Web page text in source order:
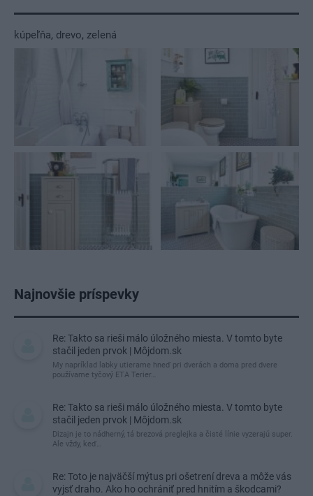
kúpeľňa, drevo, zelená
Najnovšie príspevky
Re: Takto sa rieši málo úložného miesta. V tomto byte
stačil jeden prvok | Môjdom.sk
My napríklad labky utierame hneď pri dverách a doma pred dvere
používame tyčový ETA Terier…
Re: Takto sa rieši málo úložného miesta. V tomto byte
stačil jeden prvok | Môjdom.sk
Dizajn je to nádherný, tá brezová preglejka a čisté línie vyzerajú super.
Ale vždy, keď…
Re: Toto je najväčší mýtus pri ošetrení dreva a môže vás
vyjsť draho. Ako ho ochrániť pred hnitím a škodcami?